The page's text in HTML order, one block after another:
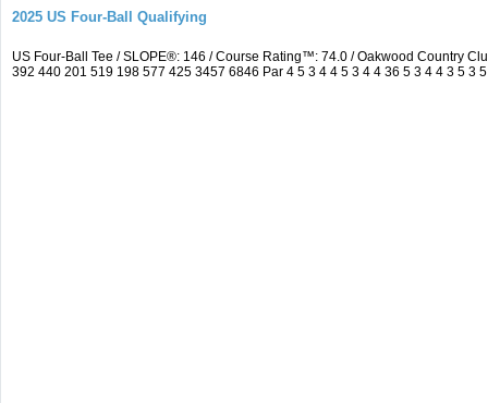
2025 US Four-Ball Qualifying
US Four-Ball Tee / SLOPE®: 146 / Course Rating™: 74.0 / Oakwood Country
392 440 201 519 198 577 425 3457 6846 Par 4 5 3 4 4 5 3 4 4 36 5 3 4 4 3 5 3